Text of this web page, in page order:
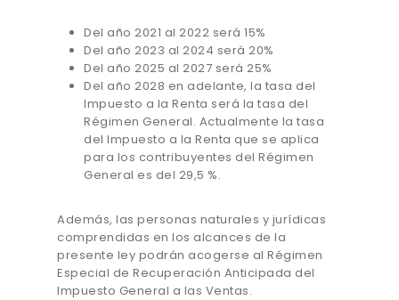
Del año 2021 al 2022 será 15%
Del año 2023 al 2024 será 20%
Del año 2025 al 2027 será 25%
Del año 2028 en adelante, la tasa del
Impuesto a la Renta será la tasa del
Régimen General. Actualmente la tasa
del Impuesto a la Renta que se aplica
para los contribuyentes del Régimen
General es del 29,5 %.
Además, las personas naturales y jurídicas
comprendidas en los alcances de la
presente ley podrán acogerse al Régimen
Especial de Recuperación Anticipada del
Impuesto General a las Ventas.